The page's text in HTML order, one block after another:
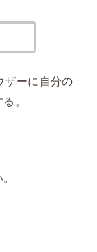
ザーに自分の
。